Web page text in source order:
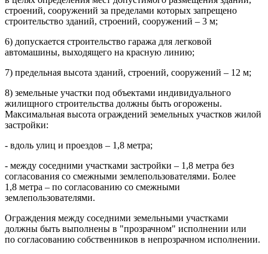
строений, сооружений за пределами которых запрещено
строительство зданий, строений, сооружений – 3 м;
6) допускается строительство гаража для легковой
автомашины, выходящего на красную линию;
7) предельная высота зданий, строений, сооружений – 12 м;
8) земельные участки под объектами индивидуального
жилищного строительства должны быть огорожены.
Максимальная высота ограждений земельных участков жилой
застройки:
- вдоль улиц и проездов – 1,8 метра;
- между соседними участками застройки – 1,8 метра без
согласования со смежными землепользователями. Более
1,8 метра – по согласованию со смежными
землепользователями.
Ограждения между соседними земельными участками
должны быть выполнены в "прозрачном" исполнении или
по согласованию собственников в непрозрачном исполнении.